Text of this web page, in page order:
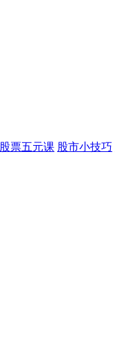
股票五元课 股市小技巧